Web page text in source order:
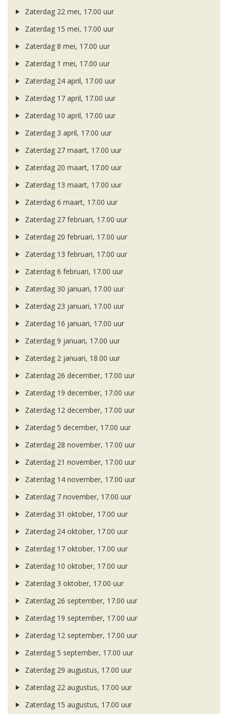
Zaterdag 22 mei, 17.00 uur
Zaterdag 15 mei, 17.00 uur
Zaterdag 8 mei, 17.00 uur
Zaterdag 1 mei, 17.00 uur
Zaterdag 24 april, 17.00 uur
Zaterdag 17 april, 17.00 uur
Zaterdag 10 april, 17.00 uur
Zaterdag 3 april, 17.00 uur
Zaterdag 27 maart, 17.00 uur
Zaterdag 20 maart, 17.00 uur
Zaterdag 13 maart, 17.00 uur
Zaterdag 6 maart, 17.00 uur
Zaterdag 27 februari, 17.00 uur
Zaterdag 20 februari, 17.00 uur
Zaterdag 13 februari, 17.00 uur
Zaterdag 6 februari, 17.00 uur
Zaterdag 30 januari, 17.00 uur
Zaterdag 23 januari, 17.00 uur
Zaterdag 16 januari, 17.00 uur
Zaterdag 9 januari, 17.00 uur
Zaterdag 2 januari, 18.00 uur
Zaterdag 26 december, 17.00 uur
Zaterdag 19 december, 17.00 uur
Zaterdag 12 december, 17.00 uur
Zaterdag 5 december, 17.00 uur
Zaterdag 28 november, 17.00 uur
Zaterdag 21 november, 17.00 uur
Zaterdag 14 november, 17.00 uur
Zaterdag 7 november, 17.00 uur
Zaterdag 31 oktober, 17.00 uur
Zaterdag 24 oktober, 17.00 uur
Zaterdag 17 oktober, 17.00 uur
Zaterdag 10 oktober, 17.00 uur
Zaterdag 3 oktober, 17.00 uur
Zaterdag 26 september, 17.00 uur
Zaterdag 19 september, 17.00 uur
Zaterdag 12 september, 17.00 uur
Zaterdag 5 september, 17.00 uur
Zaterdag 29 augustus, 17.00 uur
Zaterdag 22 augustus, 17.00 uur
Zaterdag 15 augustus, 17.00 uur